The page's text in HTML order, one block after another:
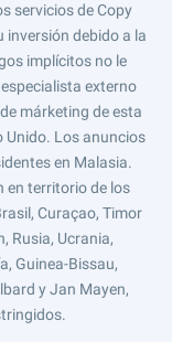
servicios de Copy
inversión debido a la
implícitos no le
externo
márketing de esta
Unido. Los anuncios
en Malasia.
en territorio de los
Curaçao, Timor
Rusia, Ucrania,
Guinea-Bissau,
y Jan Mayen,